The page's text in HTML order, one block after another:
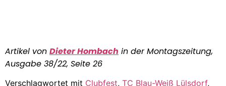
Artikel von Dieter Hombach in der Montagszeitung,
Ausgabe 38/22, Seite 26
Verschlagwortet mit Clubfest, TC Blau-Weiß Lülsdorf,